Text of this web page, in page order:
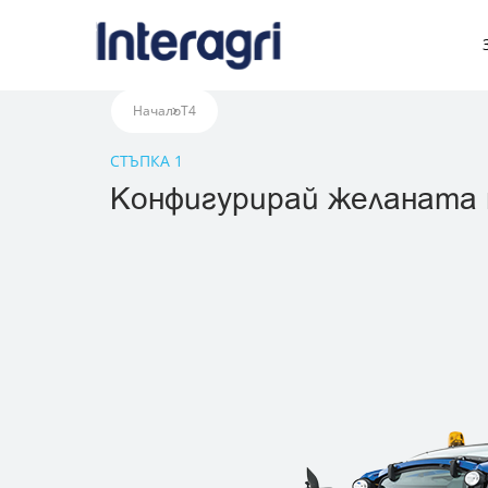
НачалоT4
СТЪПКА 1
Конфигурирай